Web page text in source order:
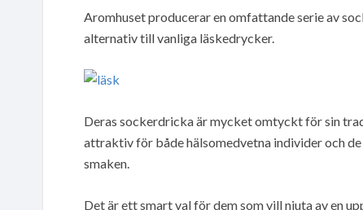
Aromhuset producerar en omfattande serie av
alternativ till vanliga läskedrycker.
Deras sockerdricka är mycket omtyckt för sin
attraktiv för både hälsomedvetna individer och
smaken.
Det är ett smart val för dem som vill njuta av en